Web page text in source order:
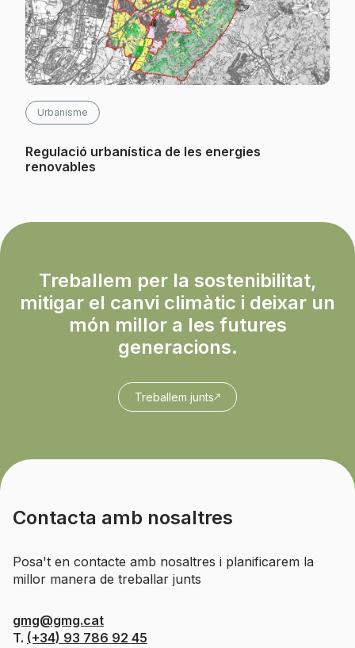
Urbanisme
Regulació urbanística de les energies
renovables
Treballem per la sostenibilitat,
mitigar el canvi climàtic i deixar un
món millor a les futures
generacions.
Treballem junts
Contacta amb nosaltres
Posa't en contacte amb nosaltres i planificarem la
millor manera de treballar junts
gmg@gmg.cat
T. (+34) 93 786 92 45